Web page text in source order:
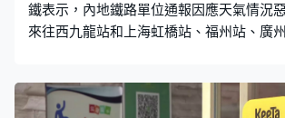
鐵表示，內地鐵路單位通報因應天氣情況
來往西九龍站和上海虹橋站、福州站、廣